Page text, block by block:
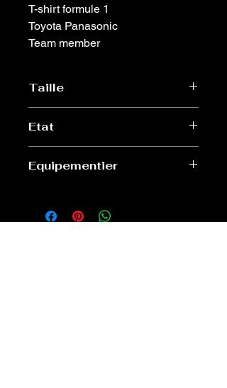
T-shirt formule 1
Toyota Panasonic
Team member
Taille
Etat
Equipementier